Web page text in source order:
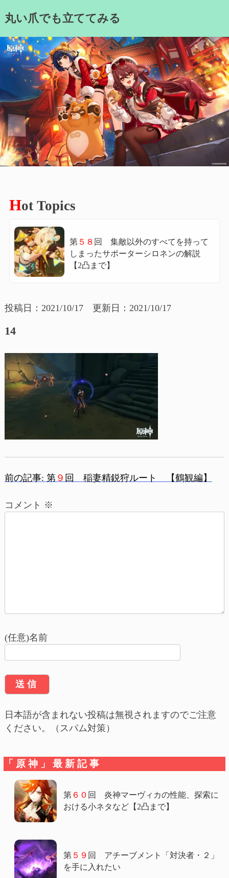
to丸い爪でも立ててみる
Hot Topics
第５８ 回 集敵以外のすべてを持って
しまったサポーターシロネンの解説
【2凸まで】
投稿日：2021/10/17 更新日：2021/10/17
14
投
稿
シ
ョ
前の記事: 第９ 回 稲妻精鋭狩ルート 【鶴観編】
コメント ※
(任意)名前
日本語が含まれない投稿は無視されますのでご注意
ください。（スパム対策）
「原神」最新記事
第６０ 回 炎神マーヴィカの性能、探索に
おける小ネタなど【2凸まで】
第５９ 回 アチーブメント「対決者・２」
を手に入れたい